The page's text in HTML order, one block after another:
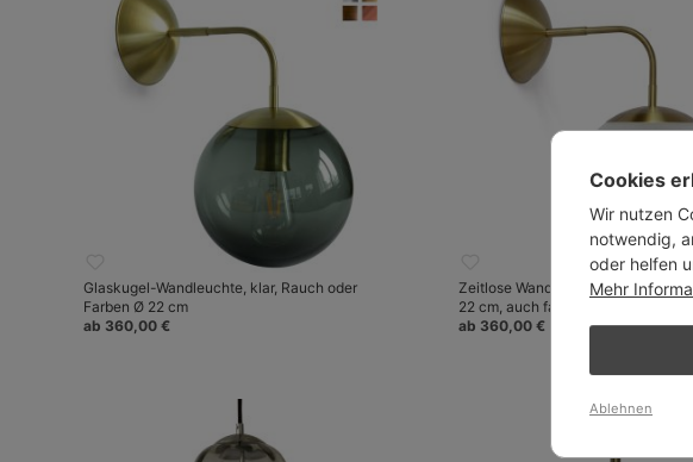
Glaskugel-Wandleuchte, klar, Rauch oder
Farben Ø 22 cm
ab 360,00 €
Zeitlose Wandleuchte mit matter
22 cm, auch farbig
ab 360,00 €
Cookies
Wir nutzen
notwendig,
oder helfen
Mehr
Ablehnen